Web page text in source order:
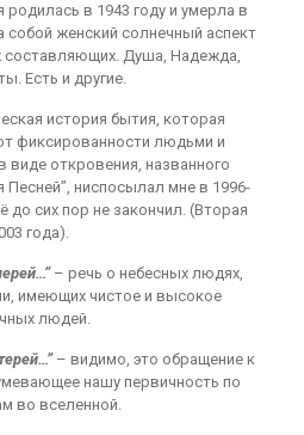
в 1943 году и умерла в
собой женский солнечный аспект
составляющих. Душа, Надежда,
Есть и другие.
история бытия, которая
фиксированности людьми и
откровения, названного
Песней”, ниспосылал мне в 1996-
до сих пор не закончил. (Вторая
года).
– речь о небесных людях,
имеющих чистое и высокое
людей.
– видимо, это обращение к
нашу первичность по
во вселенной.